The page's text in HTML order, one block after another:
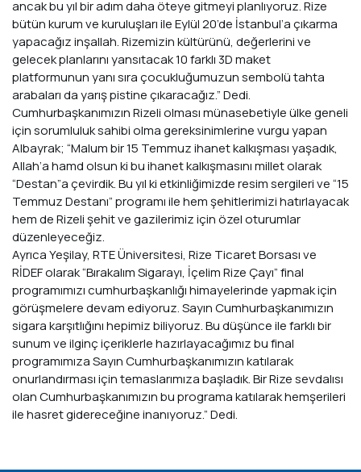
ancak bu yıl bir adım daha öteye gitmeyi planlıyoruz. Rize
bütün kurum ve kuruluşları ile Eylül 20’de İstanbul’a çıkarma
yapacağız inşallah. Rizemizin kültürünü, değerlerini ve
gelecek planlarını yansıtacak 10 farklı 3D maket
platformunun yanı sıra çocukluğumuzun sembolü tahta
arabaları da yarış pistine çıkaracağız.” Dedi.
Cumhurbaşkanımızın Rizeli olması münasebetiyle ülke geneli
için sorumluluk sahibi olma gereksinimlerine vurgu yapan
Albayrak; “Malum bir 15 Temmuz ihanet kalkışması yaşadık,
Allah’a hamd olsun ki bu ihanet kalkışmasını millet olarak
“Destan”a çevirdik. Bu yıl ki etkinliğimizde resim sergileri ve “15
Temmuz Destanı” programı ile hem şehitlerimizi hatırlayacak
hem de Rizeli şehit ve gazilerimiz için özel oturumlar
düzenleyeceğiz.
Ayrıca Yeşilay, RTE Üniversitesi, Rize Ticaret Borsası ve
RİDEF olarak “Bırakalım Sigarayı, İçelim Rize Çayı” final
programımızı cumhurbaşkanlığı himayelerinde yapmak için
görüşmelere devam ediyoruz. Sayın Cumhurbaşkanımızın
sigara karşıtlığını hepimiz biliyoruz. Bu düşünce ile farklı bir
sunum ve ilginç içeriklerle hazırlayacağımız bu final
programımıza Sayın Cumhurbaşkanımızın katılarak
onurlandırması için temaslarımıza başladık. Bir Rize sevdalısı
olan Cumhurbaşkanımızın bu programa katılarak hemşerileri
ile hasret gidereceğine inanıyoruz.” Dedi.